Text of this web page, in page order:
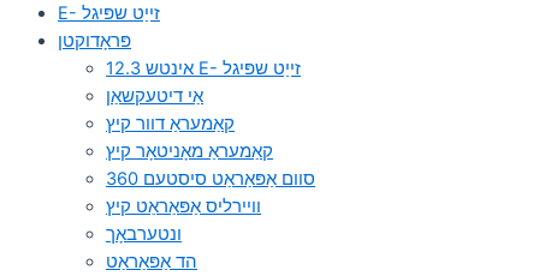
E- זייַט שפּיגל
פּראָדוקטן
12.3 אינטש E- זייַט שפּיגל
אַי דיטעקשאַן
קאַמעראַ דוור קיץ
קאַמעראַ מאָניטאָר קיץ
360 סוום אַפּאַראַט סיסטעם
וויירליס אַפּאַראַט קיץ
ונטערבאָך
הד אַפּאַראַט